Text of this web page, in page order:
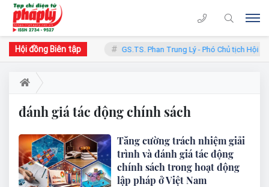
Hội đồng Biên tập
- Chủ tịch Hội đồng GS.TS. Phan Trung Lý - Phó Chủ tịch Hội
đánh giá tác động chính sách
Tăng cường trách nhiệm giải
trình và đánh giá tác động
chính sách trong hoạt động
lập pháp ở Việt Nam